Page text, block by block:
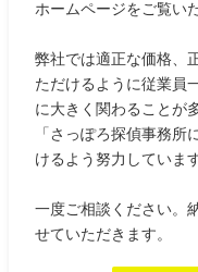
ホームページをご覧い
弊社では適正な価格、
ただけるように従業員
に大きく関わることが
「さっぽろ探偵事務所
けるよう努力していま
一度ご相談ください。
せていただきます。